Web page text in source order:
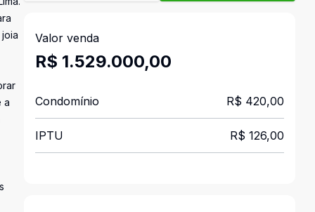
a
Valor venda
R$ 1.529.000,00
Condomínio R$ 420,00
IPTU R$ 126,00